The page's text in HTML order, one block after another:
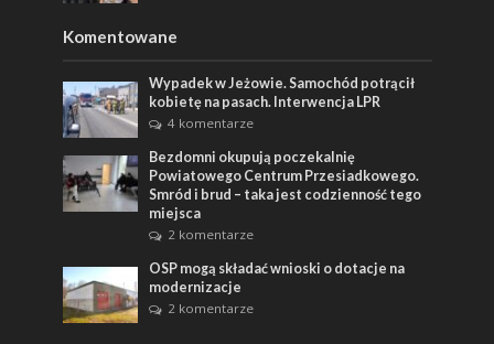
Komentowane
Wypadek w Jeżowie. Samochód potrącił
kobietę na pasach. Interwencja LPR
4 komentarze
Bezdomni okupują poczekalnię
Powiatowego Centrum Przesiadkowego.
Smród i brud – taka jest codzienność tego
miejsca
2 komentarze
OSP mogą składać wnioski o dotacje na
modernizacje
2 komentarze